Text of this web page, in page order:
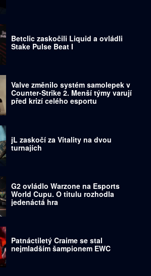
Betclic zaskočili Liquid a ovládli
Stake Pulse Beat I
Valve změnilo systém samolepek v
Counter-Strike 2. Menší týmy varují
před krizí celého esportu
jL zaskočí za Vitality na dvou
turnajích
G2 ovládlo Warzone na Esports
World Cupu. O titulu rozhodla
jedenáctá hra
Patnáctiletý Craime se stal
nejmladším šampionem EWC